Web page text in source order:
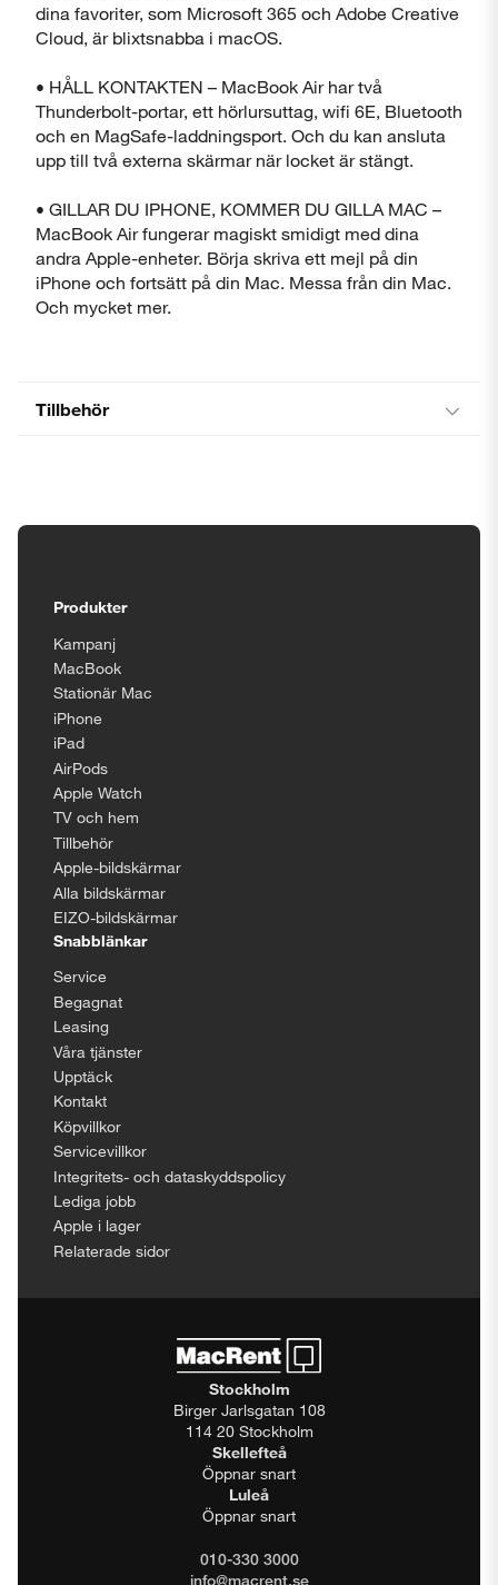
dina favoriter, som Microsoft 365 och Adobe Creative
Cloud, är blixtsnabba i macOS.
• HÅLL KONTAKTEN – MacBook Air har två
Thunderbolt-portar, ett hörlursuttag, wifi 6E, Bluetooth
och en MagSafe-laddningsport. Och du kan ansluta
upp till två externa skärmar när locket är stängt.
• GILLAR DU IPHONE, KOMMER DU GILLA MAC –
MacBook Air fungerar magiskt smidigt med dina
andra Apple-enheter. Börja skriva ett mejl på din
iPhone och fortsätt på din Mac. Messa från din Mac.
Och mycket mer.
Tillbehör
Produkter
Kampanj
MacBook
Stationär Mac
iPhone
iPad
AirPods
Apple Watch
TV och hem
Tillbehör
Apple-bildskärmar
Alla bildskärmar
EIZO-bildskärmar
Snabblänkar
Service
Begagnat
Leasing
Våra tjänster
Upptäck
Kontakt
Köpvillkor
Servicevillkor
Integritets- och dataskyddspolicy
Lediga jobb
Apple i lager
Relaterade sidor
Stockholm
Birger Jarlsgatan 108
114 20 Stockholm
Skellefteå
Öppnar snart
Luleå
Öppnar snart
010-330 3000
info@macrent.se